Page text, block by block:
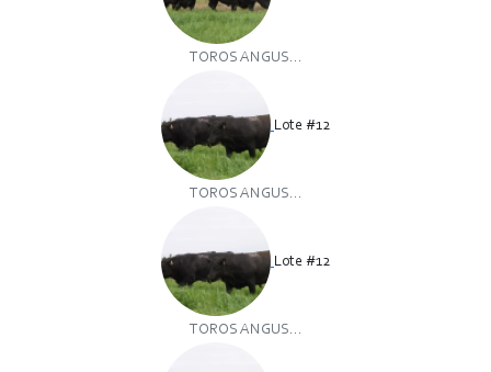
TOROS ANGUS...
Lote #12
TOROS ANGUS...
Lote #12
TOROS ANGUS...